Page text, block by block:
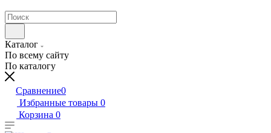
Каталог
По всему сайту
По каталогу
Сравнение0
Избранные товары 0
Корзина 0